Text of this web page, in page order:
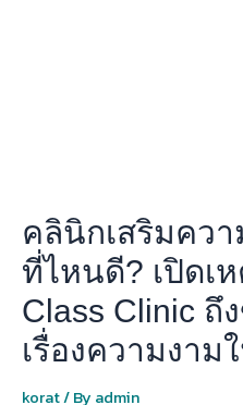
คลินิกเสริมคว
ที่ไหนดี? เปิดเ
Class Clinic ถึ
เรื่องความงาม
korat/ By admin
แท่น
ตัว
จริง
เรื่อง
ความ
งาม